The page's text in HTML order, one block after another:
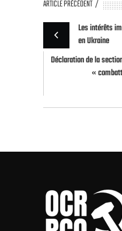
ARTICLE PRÉCÉDENT
Les intérêts
en Ukraine
Déclaration de la
«